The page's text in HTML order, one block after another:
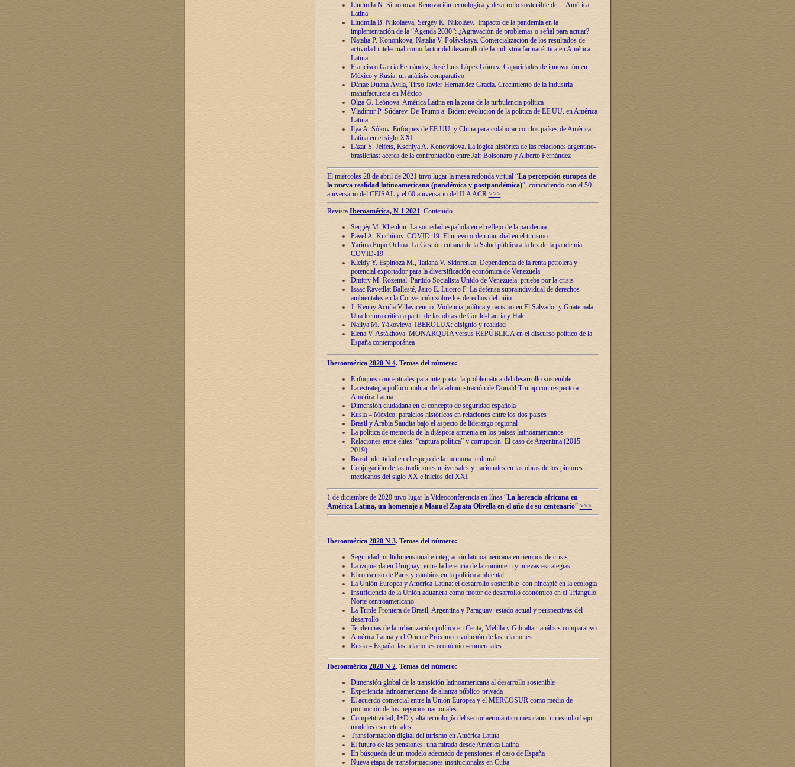
Liudmila N. Símonova. Renovaciόn tecnolόgica y desarrollo sostenible de América
Latina
Liudmila B. Nikoláeva, Sergéy K. Nikoláev. Impacto de la pandemia en la
implementaciόn de la “Agenda 2030”: ¿Agravaciόn de problemas o señal para actuar?
Natalia P. Kononkova, Natalia V. Polávskaya. Comercializaciόn de los resultados de
actividad intelectual como factor del desarrollo de la industria farmacéutica en América
Latina
Francisco García Fernández, José Luis López Gómez. Capacidades de innovaciόn en
México y Rusia: un análisis comparativo
Dánae Duana Ávila, Tirso Javier Hernández Gracia. Crecimiento de la industria
manufacturera en México
Olga G. Leόnova. América Latina en la zona de la turbulencia política
Vladímir P. Súdarev. De Trump a Biden: evoluciόn de la política de EE.UU. en América
Latina
Ilya A. Sόkov. Enfόques de EE.UU. y China para colaborar con los países de Amèrica
Latina en el siglo XXI
Lázar S. Jéifets, Kseniya A. Konoválova. La lόgica histόrica de las relaciones argentino-
brasileñas: acerca de la confrontaciόn entre Jair Bolsonaro y Alberto Fernández
El miércoles 28 de abril de 2021 tuvo lugar la mesa redonda virtual “La percepción europea de
la nueva realidad latinoamericana (pandémica y postpandémica)”, coincidiendo con el 50
aniversario del CEISAL y el 60 aniversario del ILA ACR >>>
Revista Iberoamérica, N 1 2021. Contenido
Sergéy M. Khenkin. La sociedad española en el reflejo de la pandemia
Pável A. Kuchínov. COVID-19: El nuevo orden mundial en el turismo
Yarima Pupo Ochoa. La Gestión cubana de la Salud pública a la luz de la pandemia
COVID-19
Kleidy Y. Espinoza M., Tatiana V. Sidorenko. Dependencia de la renta petrolera y
potencial exportador para la diversificación económica de Venezuela
Dmitry M. Rozental. Partido Socialista Unido de Venezuela: prueba por la crisis
Isaac Ravetllat Ballesté, Jairo E. Lucero P. La defensa supraindividual de derechos
ambientales en la Convención sobre los derechos del niño
J. Kenny Acuña Villavicencio. Violencia política y racismo en El Salvador y Guatemala.
Una lectura crítica a partir de las obras de Gould-Lauria y Hale
Naílya M. Yákovleva. IBEROLUX: disignio y realidad
Elena V. Astákhova. MONARQUÍA versus REPÚBLICA en el discurso político de la
España contemporánea
Iberoamérica 2020 N 4. Temas del número:
Enfoques conceptuales para interpretar la problemática del desarrollo sostenible
La estrategia político-militar de la administración de Donald Trump con respecto a
América Latina
Dimensión ciudadana en el concepto de seguridad española
Rusia – México: paralelos históricos en relaciones entre los dos países
Brasil y Arabia Saudita bajo el aspecto de liderazgo regional
La política de memoria de la diáspora armenia en los países latinoamericanos
Relaciones entre élites: “captura política” y corrupción. El caso de Argentina (2015-
2019)
Brasil: identidad en el espejo de la memoria cultural
Conjugación de las tradiciones universales y nacionales en las obras de los pintores
mexicanos del siglo XX e inicios del XXI
1 de diciembre de 2020 tuvo lugar la Videoconferencia en línea “La herencia africana en
América Latina, un homenaje a Manuel Zapata Olivella en el año de su centenario” >>>
Iberoamérica 2020 N 3.Temas del número:
Seguridad multidimensional e integración latinoamericana en tiempos de crisis
La izquierda en Uruguay: entre la herencia de lа comintern y nuevas estrategias
El consenso de París y cambios en la política ambiental
La Unión Europea y América Latina: el desarrollo sostenible con hincapié en la ecología
Insuficiencia de la Unión aduanera como motor de desarrollo económico en el Triángulo
Norte centroamericano
La Triple Frontera de Brasil, Argentina y Paraguay: estado actual y perspectivas del
desarrollo
Tendencias de la urbanización política en Ceuta, Melilla y Gibraltar: análisis comparativo
América Latina y el Oriente Próximo: evolución de las relaciones
Rusia – España: las relaciones económico-comerciales
Iberoamérica 2020 N 2.Temas del número:
Dimensión global de la transición latinoamericana al desarrollo sostenible
Experiencia latinoamericana de alianza público-privada
El acuerdo comercial entre la Unión Europea y el MERCOSUR como medio de
promoción de los negocios nacionales
Competitividad, I+D y alta tecnología del sector aeronáutico mexicano: un estudio bajo
modelos estructurales
Transformación digital del turismo en América Latina
El futuro de las pensiones: una mirada desde América Latina
En búsqueda de un modelo adecuado de pensiones: el caso de España
Nueva etapa de transformaciones institucionales en Cuba